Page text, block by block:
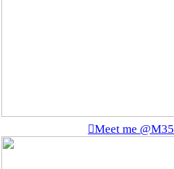
︎Meet me @M35